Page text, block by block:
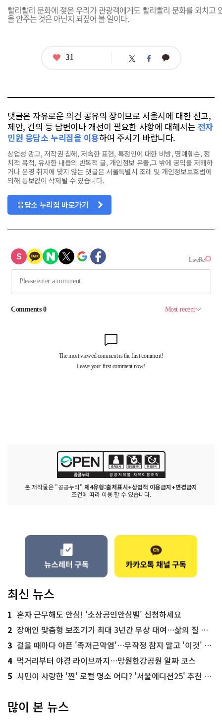
빨리빨리 문화에 젖은 우리가 관광객에게도 빨리빨리 문화를 외치고
을 안주는 것은 아닌지 되짚어 볼 일이다.
좋
31 트 페 카
댓글은 자유로운 의견 공유의 장이므로 서울시에 대한 신고,
제안, 건의 등 답변이나 개선이 필요한 사항에 대해서는 전자
민원 응답소 누리집을 이용하여 주시기 바랍니다.
상업성 광고, 저작권 침해, 저속한 표현, 특정인에 대한 비방, 명예훼손, 정
치적 목적, 유사한 내용의 반복적 글, 개인정보 유출,그 밖에 공익을 저해하
거나 운영 취지에 맞지 않는 댓글은 서울특별시 조례 및 개인정보보호법에
의해 통보없이 삭제될 수 있습니다.
응답소 누리집 바로가기
본 저작물은 "공공누리" 제4유형:출처표시+상업적 이용금지+변경금지
조건에 따라 이용 할 수 있습니다.
최신 뉴스
1 혼자 근무해도 안심! '소상공인안심벨' 신청하세요
2 장애인 맞춤형 보조기기 최대 3년간 무상 대여…삶의 질 높인다
3 걸을 때마다 아픈 '족저근막염'…무작정 참지 말고 '이것' 해보세요!
4 먹거리부터 야경 라이브까지…망원한강공원 알짜 코스
5 시민이 사랑한 '찐' 로컬 명소 어디? '서울에디션25' 추천 코스
많이 본 뉴스